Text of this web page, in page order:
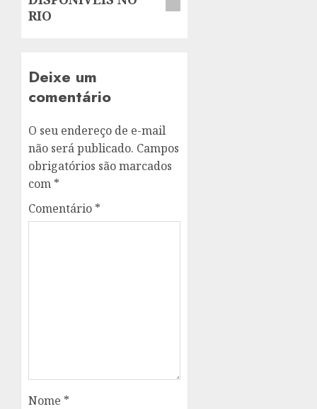
RIO
Deixe um
comentário
O seu endereço de e-mail
não será publicado. Campos
obrigatórios são marcados
com *
Comentário *
Nome *